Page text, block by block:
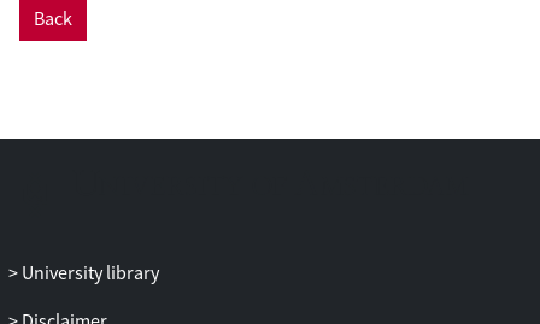
Back
University library